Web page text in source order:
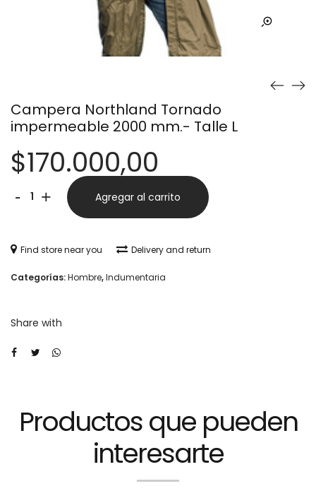
Campera Northland Tornado
impermeable 2000 mm.- Talle L
$170.000,00
-Campera
Northland
impermeable
2000
Talle
L
+ Agregar al carrito
Find store near you Delivery and return
Categorías:Hombre,Indumentaria
Share with
Productos que pueden
interesarte